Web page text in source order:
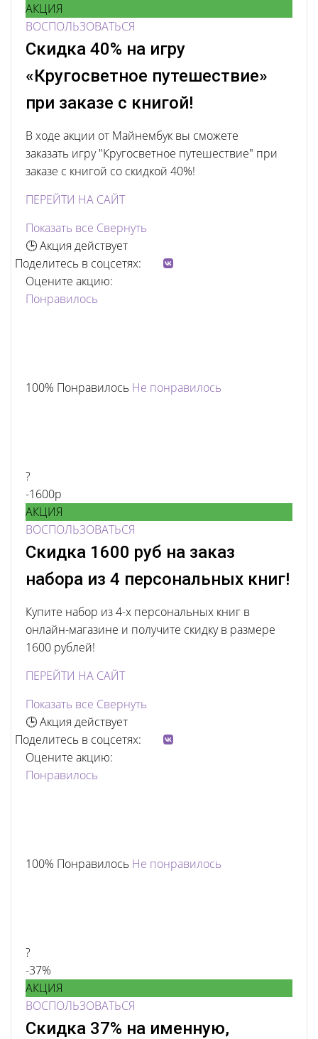
АКЦИЯ
ВОСПОЛЬЗОВАТЬСЯ
Скидка 40% на игру
«Кругосветное путешествие»
при заказе с книгой!
В ходе акции от Майнембук вы сможете
заказать игру "Кругосветное путешествие" при
заказе с книгой со скидкой 40%!
ПЕРЕЙТИ НА САЙТ
Показать все Свернуть
🕒 Акция действует
Поделитесь в соцсетях:
Оцените акцию:
Понравилось
100% Понравилось Не понравилось
?
-1600р
АКЦИЯ
ВОСПОЛЬЗОВАТЬСЯ
Скидка 1600 руб на заказ
набора из 4 персональных книг!
Купите набор из 4-х персональных книг в
онлайн-магазине и получите скидку в размере
1600 рублей!
ПЕРЕЙТИ НА САЙТ
Показать все Свернуть
🕒 Акция действует
Поделитесь в соцсетях:
Оцените акцию:
Понравилось
100% Понравилось Не понравилось
?
-37%
АКЦИЯ
ВОСПОЛЬЗОВАТЬСЯ
Скидка 37% на именную,